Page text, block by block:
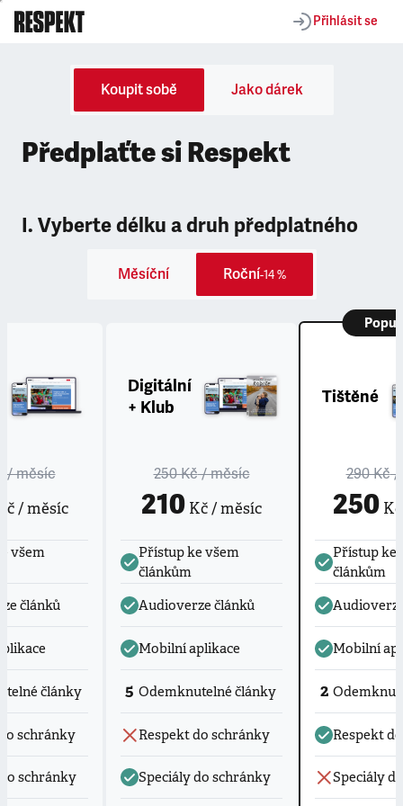
Přihlásit se
Koupit sobě Jako dárek
Předplaťte si Respekt
I. Vyberte délku a druh předplatného
Měsíční Roční-14 %
/ měsíc
/ měsíc
všem
článků
články
schránky
schránky
Digitální
+ Klub
250 Kč/ měsíc
210 Kč / měsíc
Přístup ke všem
článkům
Audioverze článků
Mobilní aplikace
5 Odemknutelné články
Respekt do schránky
Speciály do schránky
Tištěné
290 Kč/
250Kč
Přístup ke
článkům
Mobilní
2
Respekt
Speciály